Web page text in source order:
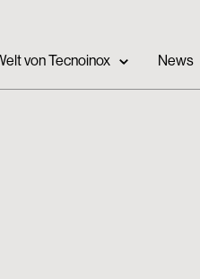
von Tecnoinox News